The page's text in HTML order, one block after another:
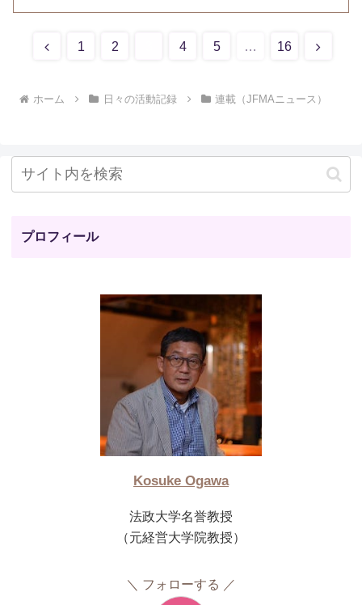
前
1 2 4 5 … 16
次
ホーム 日々の活動記録 連載（JFMAニュース）
プロフィール
Kosuke Ogawa
法政大学名誉教授
（元経営大学院教授）
フォローする